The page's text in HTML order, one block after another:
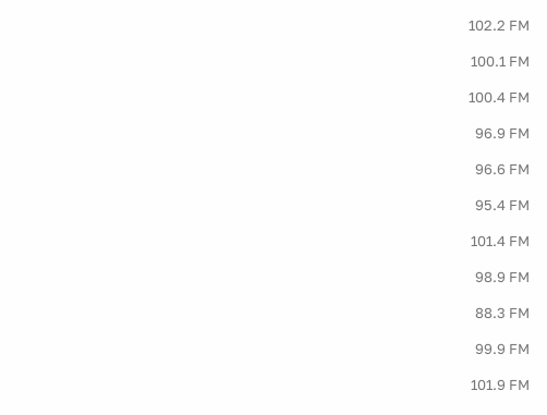
102.2 FM
100.1 FM
100.4 FM
96.9 FM
96.6 FM
95.4 FM
101.4 FM
98.9 FM
88.3 FM
99.9 FM
101.9 FM